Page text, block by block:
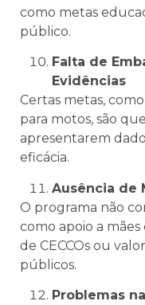
como metas
público.
Falta de
Evidências
Certas metas,
para motos, são
apresentarem
eficácia.
Ausência de
O programa não
como apoio a
de CECCOs ou
públicos.
Problemas